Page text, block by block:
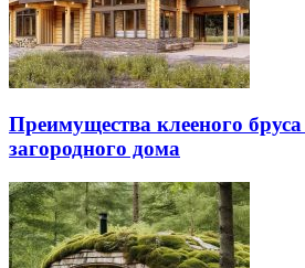
Преимущества клееного бруса
загородного дома